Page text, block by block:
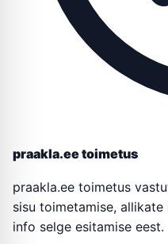
praakla.ee toimetus
praakla.ee toimetus
sisu toimetamise,
info selge esitamise eest.